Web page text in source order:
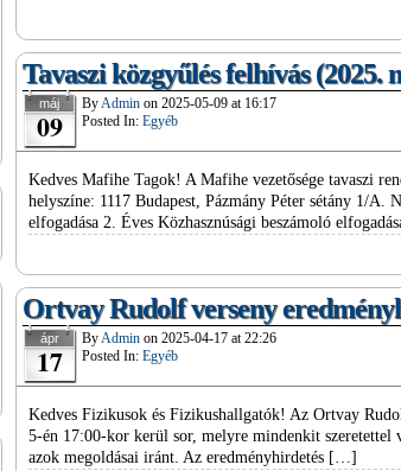
Tavaszi közgyűlés felhívás (2025.
máj
09
ByAdmin on2025-05-09 at 16:17
Posted In:Egyéb
Kedves Mafihe Tagok! A Mafihe vezetősége tavaszi
helyszíne: 1117 Budapest, Pázmány Péter sétány 1/
elfogadása 2. Éves Közhasznúsági beszámoló
Ortvay Rudolf verseny
ápr
17
ByAdmin on2025-04-17 at22:26
Posted In:Egyéb
Kedves Fizikusok és Fizikushallgatók! Az Ortvay
5-én 17:00-kor kerül sor, melyre mindenkit szeretettel
azok megoldásai iránt. Az eredményhirdetés […]